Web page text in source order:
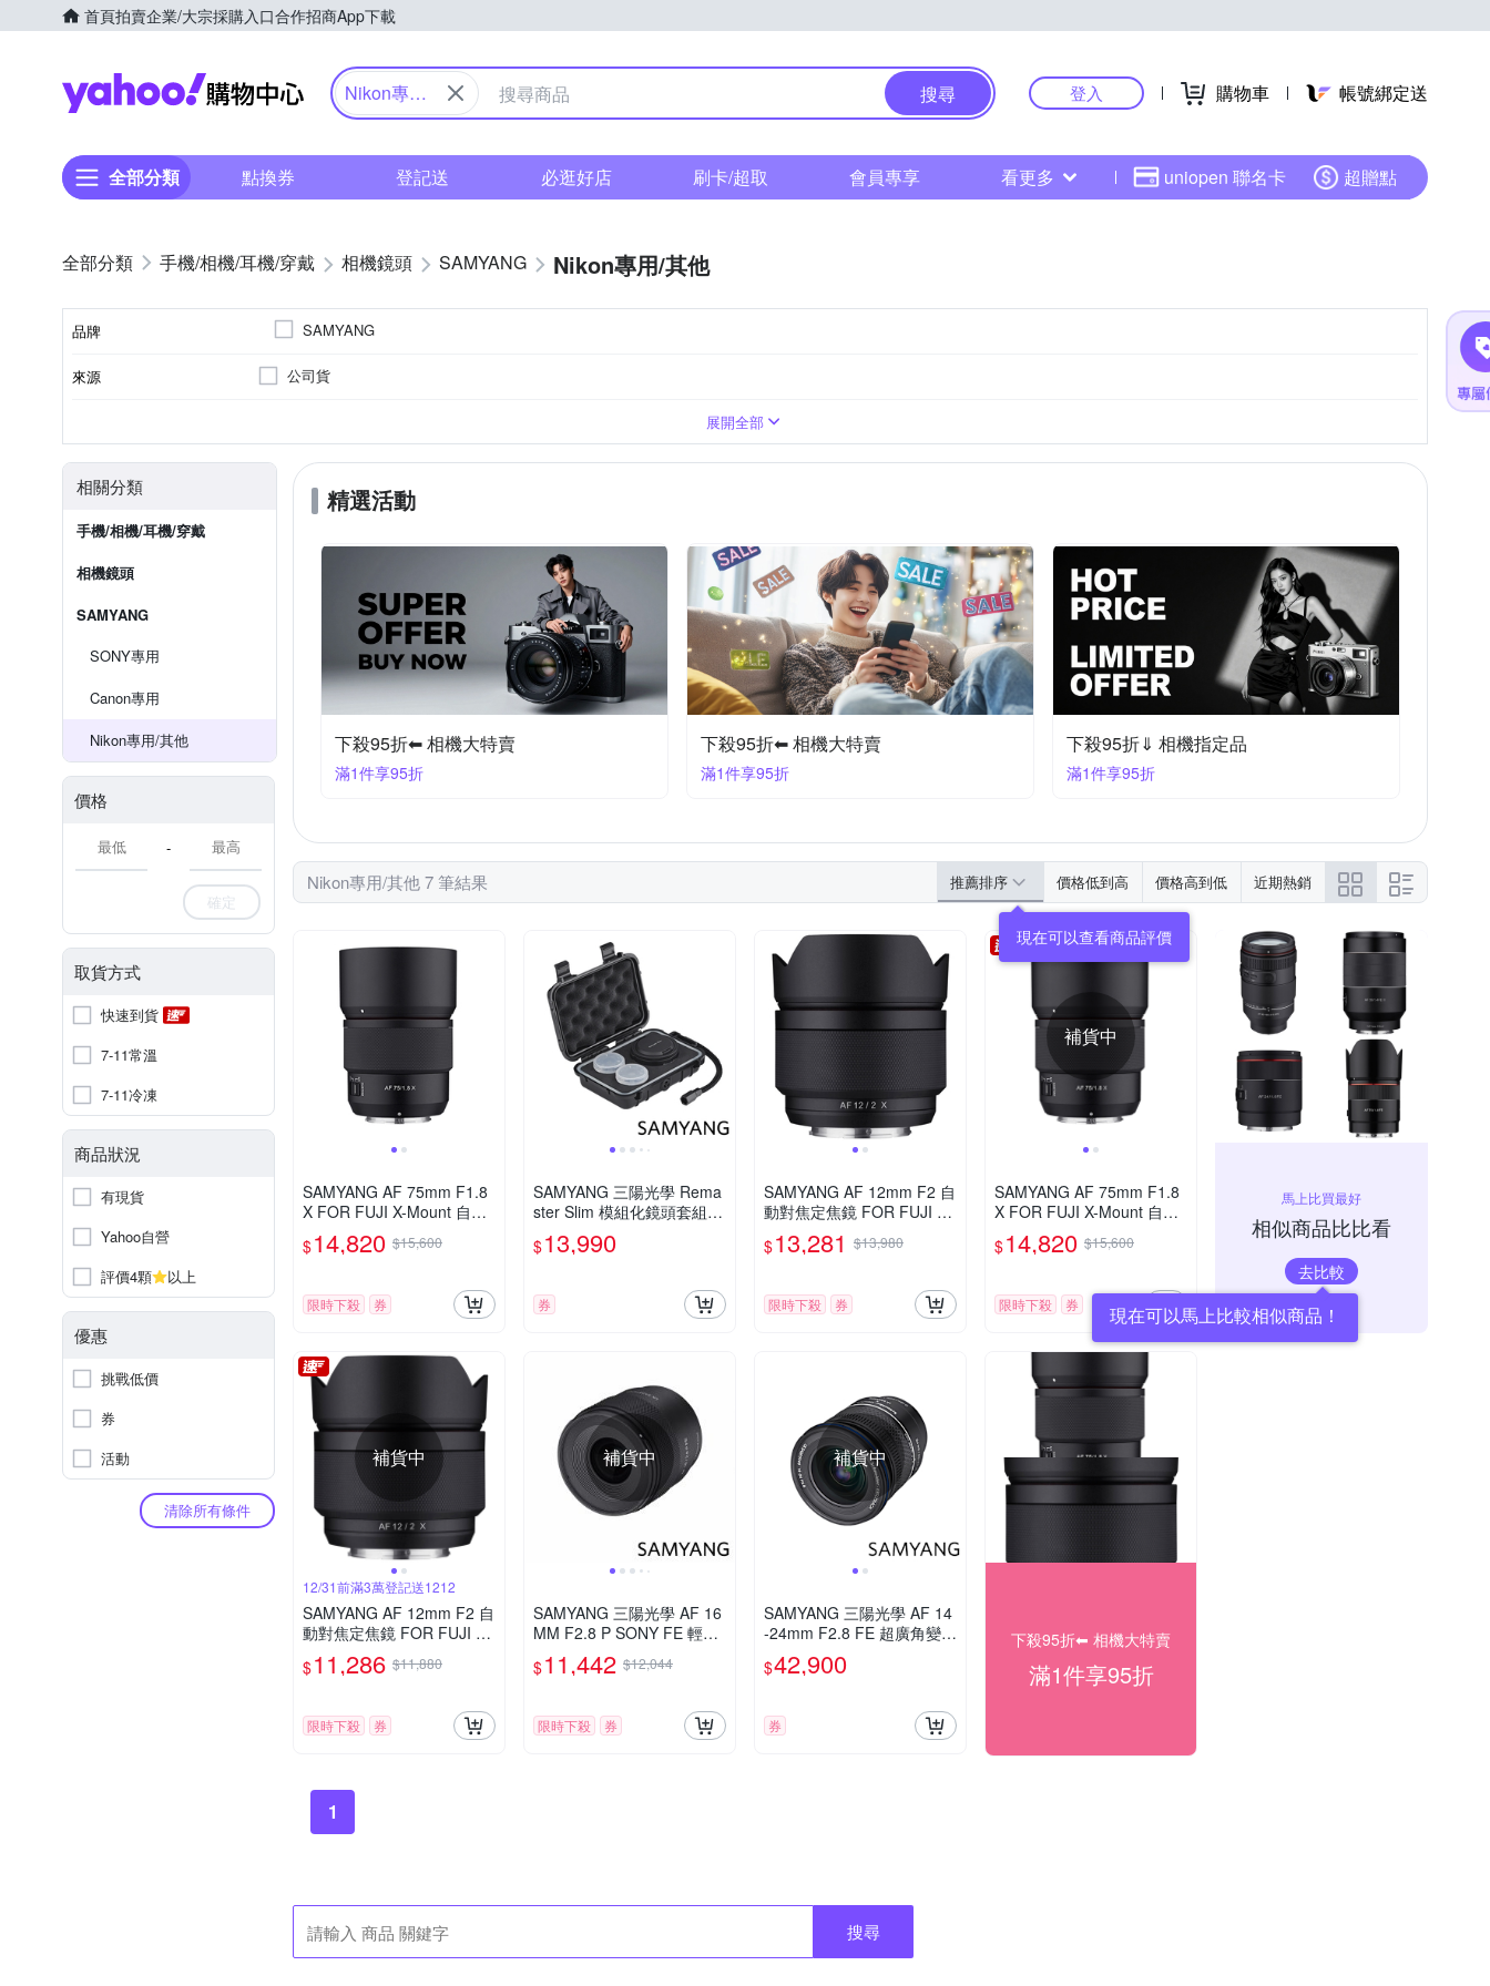
首頁拍賣企業/大宗採購入口合作招商App下載
Yahoo購物中心
Nikon專用/
搜尋 登入 購物車 帳號綁定送
全部分類 點換券 登記送 必逛好店 刷卡/超取 會員專享 看更多 uniopen 聯名卡 超贈點
手機/相機/耳機/穿戴 相機鏡頭 SAMYANG Nikon專用/其他
品牌 SAMYANG
來源 公司貨
超廣角變焦
展開全部
相關分類
手機/相機/耳機/穿戴
相機鏡頭
SAMYANG
SONY專用
Canon專用
Nikon專用/其他
價格
-
確定
取貨方式
快速到貨
7-11常溫
7-11冷凍
商品狀況
有現貨
Yahoo自營
評價4顆
以上
優惠
挑戰低價
券
活動
清除所有條件
精選活動
下殺95折⬅︎ 相機大特賣
滿1件享95折
下殺95折⬅︎ 相機大特賣
滿1件享95折
下殺95折⇓ 相機指定品
滿1件享95折
Nikon專用/其他 7 筆結果 推薦排序 價格低到高 價格高到低 近期熱銷
現在可以查看商品評價
SAMYANG AF 75mm F1.8
X FOR FUJI X-Mount 自動
對焦鏡頭 公司貨
$14,820 $15,600
限時下殺 券
SAMYANG 三陽光學 Rema
ster Slim 模組化鏡頭套組
公司貨
$13,990
券
SAMYANG AF 12mm F2 自
動對焦定焦鏡 FOR FUJI X
(公司貨)
$13,281 $13,980
限時下殺 券
補貨中
SAMYANG AF 75mm F1.8
X FOR FUJI X-Mount 自動
對焦鏡頭 公司貨
$14,820 $15,600
限時下殺 券
馬上比買最好
相似商品比比看
去比較
現在可以馬上比較相似商品！
補貨中
12/31前滿3萬登記送1212
SAMYANG AF 12mm F2 自
動對焦定焦鏡 FOR FUJI X
(公司貨)
$11,286 $11,880
限時下殺 券
補貨中
SAMYANG 三陽光學 AF 16
MM F2.8 P SONY FE 輕便
廣角鏡頭 公司貨
$11,442 $12,044
限時下殺 券
補貨中
SAMYANG 三陽光學 AF 14
-24mm F2.8 FE 超廣角變焦
鏡頭 公司貨
$42,900
券
下殺95折⬅︎ 相機大特賣
滿1件享95折
1
搜尋